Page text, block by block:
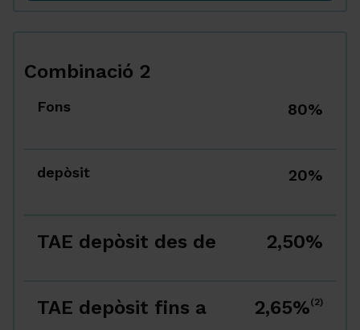
Combinació 2
Fons 80%
depòsit 20%
TAE depòsit des de 2,50%
TAE depòsit fins a 2,65%(2)